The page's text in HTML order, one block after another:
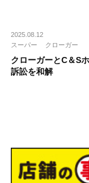
2025.08.12
スーパー
クローガー
クローガーとC＆S
訴訟を和解